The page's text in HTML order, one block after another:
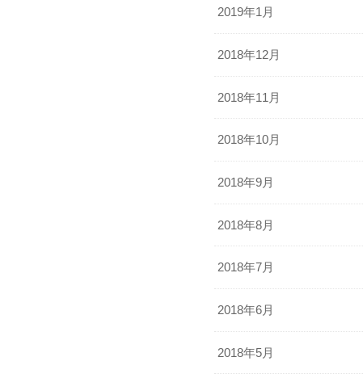
2019年1月
2018年12月
2018年11月
2018年10月
2018年9月
2018年8月
2018年7月
2018年6月
2018年5月